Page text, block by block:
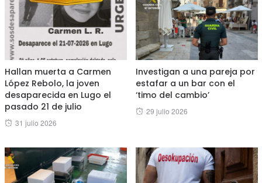
Hallan muerta a Carmen
López Rebolo, la joven
desaparecida en Lugo el
pasado 21 de julio
Posted
31 julio 2026
Investigan a una pareja por
estafar a un bar con el
‘timo del cambio’
Posted
29 julio 2026